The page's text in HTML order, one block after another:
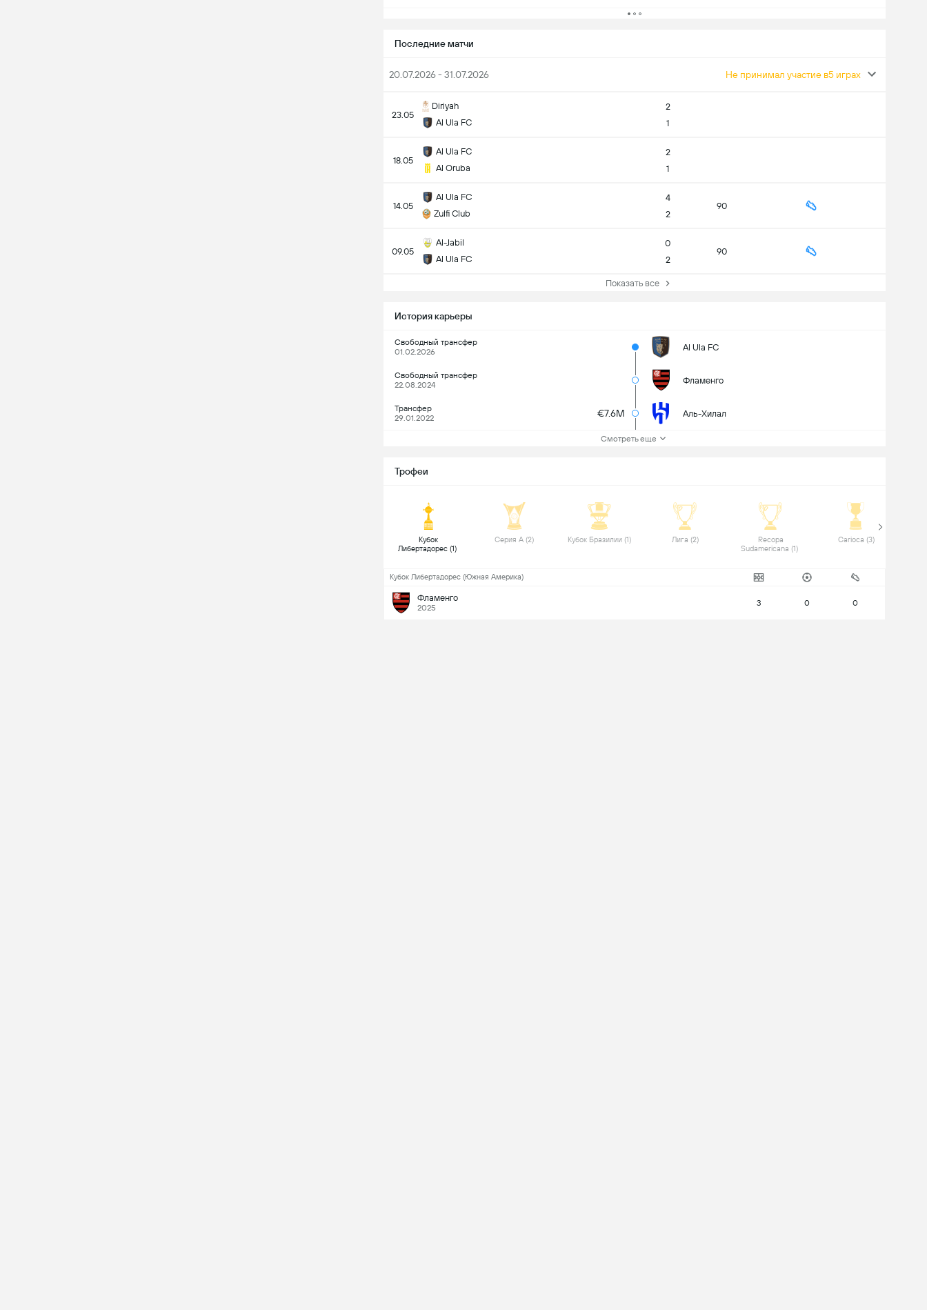
Последние матчи
20.07.2026 - 31.07.2026 Не принимал участие в5 играх
23.05
Diriyah
Al Ula FC
2
1
18.05
Al Ula FC
Al Oruba
2
1
14.05
Al Ula FC
Zulfi Club
4
2
90
09.05
Al-Jabil
Al Ula FC
0
2
90
Показать все
История карьеры
Свободный трансфер
01.02.2026
Al Ula FC
Свободный трансфер
22.08.2024
Фламенго
Трансфер
29.01.2022
€7.6M Аль-Хилал
Смотреть еще
Трофеи
Кубок
Серия А (2) Лига (2)
Recopa
Carioca (3)
Кубок Либертадорес (Южная Америка)
Фламенго
2025 3 0 0